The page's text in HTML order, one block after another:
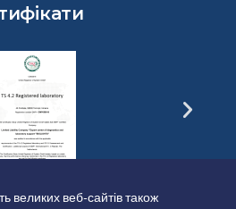
великих веб-сайтів також